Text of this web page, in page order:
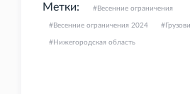
Метки: Весенние ограничения
Весенние ограничения 2024
Нижегородская область